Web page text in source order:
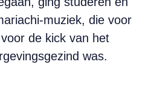
muziek, die voor
de kick van het
was.